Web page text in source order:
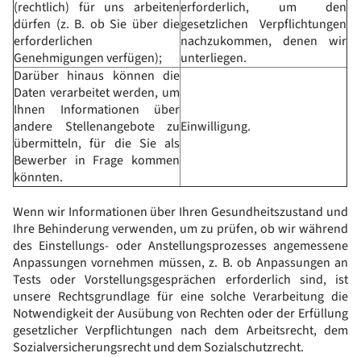
(rechtlich) für uns arbeiten
dürfen (z. B. ob Sie über die
erforderlichen
Genehmigungen verfügen);
erforderlich, um den
gesetzlichen Verpflichtungen
nachzukommen, denen wir
unterliegen.
Darüber hinaus können die
Daten verarbeitet werden, um
Ihnen Informationen über
andere Stellenangebote zu
übermitteln, für die Sie als
Bewerber in Frage kommen
könnten.
Einwilligung.
Wenn wir Informationen über Ihren Gesundheitszustand und
Ihre Behinderung verwenden, um zu prüfen, ob wir während
des Einstellungs- oder Anstellungsprozesses angemessene
Anpassungen vornehmen müssen, z. B. ob Anpassungen an
Tests oder Vorstellungsgesprächen erforderlich sind, ist
unsere Rechtsgrundlage für eine solche Verarbeitung die
Notwendigkeit der Ausübung von Rechten oder der Erfüllung
gesetzlicher Verpflichtungen nach dem Arbeitsrecht, dem
Sozialversicherungsrecht und dem Sozialschutzrecht.